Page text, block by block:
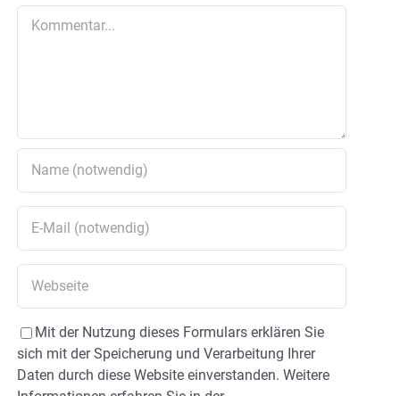
Mit der Nutzung dieses Formulars erklären Sie
sich mit der Speicherung und Verarbeitung Ihrer
Daten durch diese Website einverstanden. Weitere